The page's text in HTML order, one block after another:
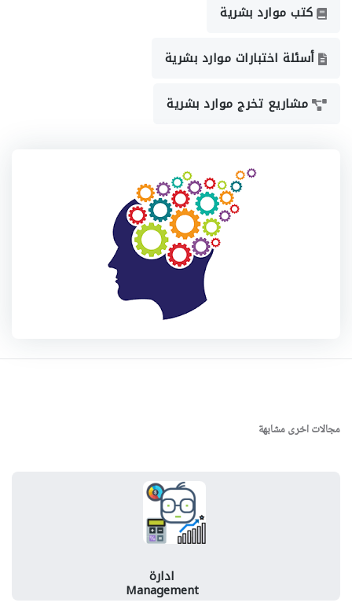
كتب موارد بشرية
أسئلة اختبارات موارد بشرية
مشاريع تخرج موارد بشرية
مجالات اخرى مشابهة
ادارة
Management